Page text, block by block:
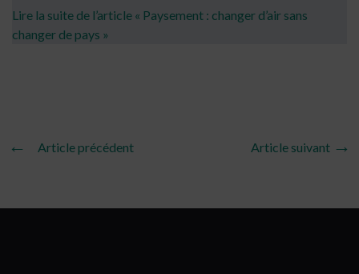
Lire la suite de l’article « Paysement : changer d’air sans
changer de pays »
Article précédent Article suivant